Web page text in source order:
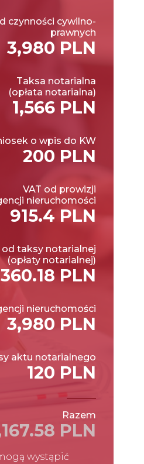
czynności cywilno-
prawnych
3,980 PLN
Taksa notarialna
(opłata notarialna)
1,566 PLN
o wpis do KW
200 PLN
VAT od prowizji
nieruchomości
915.4 PLN
od taksy notarialnej
(opłaty notarialnej)
360.18 PLN
nieruchomości
3,980 PLN
aktu notarialnego
120 PLN
Razem
PLN
wystąpić